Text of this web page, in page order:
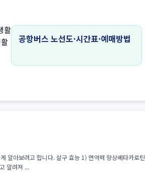
활
공항버스 노선도·시간표·예매방법
아보려고 합니다. 살구 효능 1) 면역력 향상베타카로
알려져 ...